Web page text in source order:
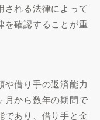
される法律によって
を確認することが重
や借り手の返済能力
月から数年の期間で
であり、借り手と金